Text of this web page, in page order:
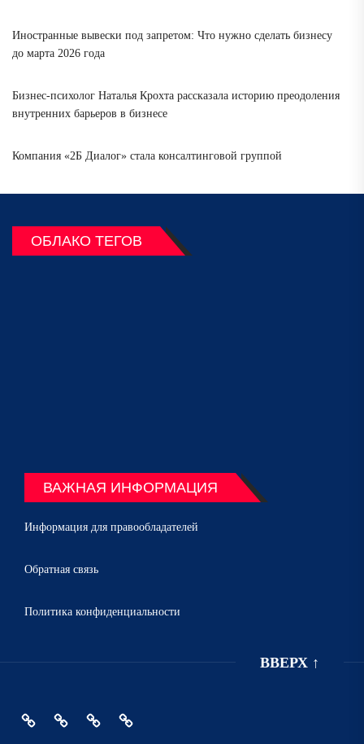
Иностранные вывески под запретом: Что нужно сделать бизнесу
до марта 2026 года
Бизнес-психолог Наталья Крохта рассказала историю преодоления
внутренних барьеров в бизнесе
Компания «2Б Диалог» стала консалтинговой группой
ОБЛАКО ТЕГОВ
ВАЖНАЯ ИНФОРМАЦИЯ
Информация для правообладателей
Обратная связь
Политика конфиденциальности
ВВЕРХ ↑
ГлавнаяПолитикаИнформация
Обратная